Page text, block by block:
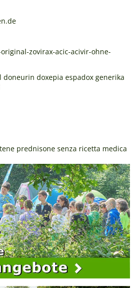
zovirax-acic-acivir-ohne-
doxepia espadox generika
prednisone senza ricetta medica